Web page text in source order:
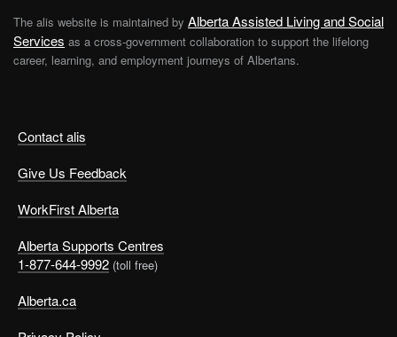
Contact alis
Give Us Feedback
WorkFirst Alberta
Alberta Supports Centres
1-877-644-9992 (toll free)
Alberta.ca
The alis website is maintained by Alberta Assisted Living and Social
Services as a cross-government collaboration to support the lifelong
career, learning, and employment journeys of Albertans.